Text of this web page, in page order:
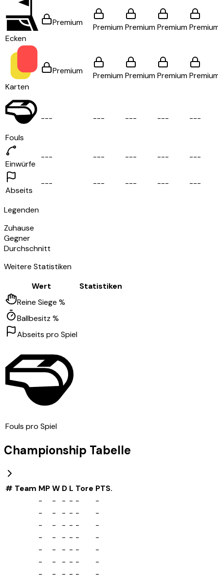
Ecken
Premium PremiumPremiumPremium
Karten
Premium PremiumPremiumPremium
Fouls
--- --- --- --- ---
Einwürfe
--- --- --- --- ---
Abseits
--- --- --- --- ---
Legenden
Zuhause
Gegner
Durchschnitt
Weitere Statistiken
Wert
Statistiken
Reine Siege %
Ballbesitz %
Abseits pro Spiel
Fouls pro Spiel
Championship Tabelle
# Team MPW D L Tore PTS.
-
- - - -
-
-
- - - -
-
-
- - - -
-
-
- - - -
-
-
- - - -
-
-
- - - -
-